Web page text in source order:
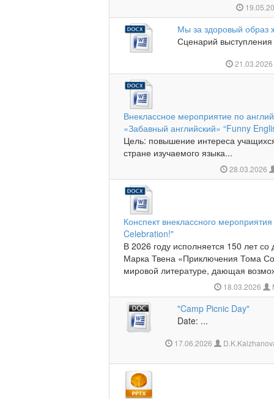
Мы за здоровый образ
Сценарий
Внеклассное мероприятие по
«Забавный английский» “Funny
Цель: повышение интереса
стране изучаемого языка...
28.03.2026
Конспект внеклассного
Celebration!"
В 2026 году исполняется 150 лет
Марка Твена «Приключения Тома
мировой литературе, дающая
18.03.2026
"Camp Picnic Day"
Date: ...
17.06.2026